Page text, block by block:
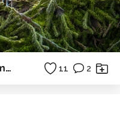
Hoge Veenen in de herfst - Impressie 11 2